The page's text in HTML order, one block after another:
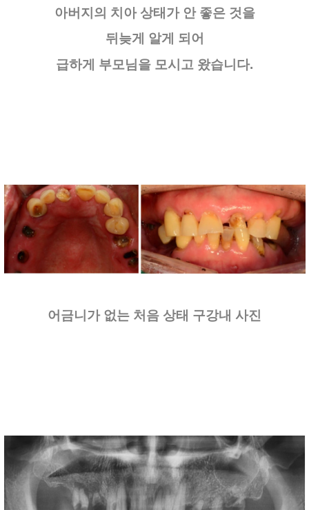
아버지의 치아 상태가 안 좋은 것을
뒤늦게 알게 되어
급하게 부모님을 모시고 왔습니다.
어금니가 없는 처음 상태 구강내 사진